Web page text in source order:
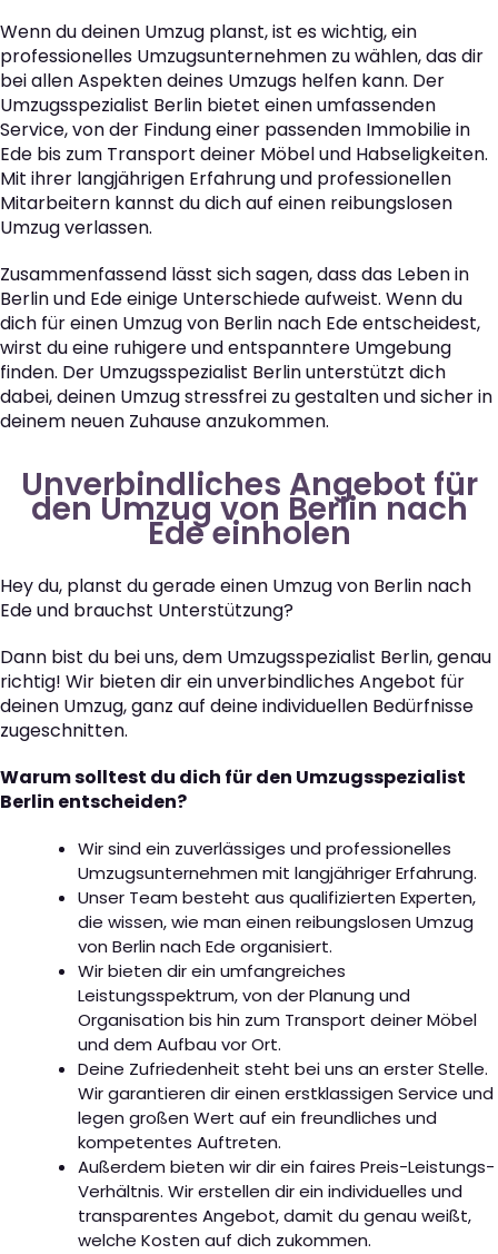
Wenn du deinen Umzug planst, ist es wichtig, ein
professionelles Umzugsunternehmen zu wählen, das dir
bei allen Aspekten deines Umzugs helfen kann. Der
Umzugsspezialist Berlin bietet einen umfassenden
Service, von der Findung einer passenden Immobilie in
Ede bis zum Transport deiner Möbel und Habseligkeiten.
Mit ihrer langjährigen Erfahrung und professionellen
Mitarbeitern kannst du dich auf einen reibungslosen
Umzug verlassen.
Zusammenfassend lässt sich sagen, dass das Leben in
Berlin und Ede einige Unterschiede aufweist. Wenn du
dich für einen Umzug von Berlin nach Ede entscheidest,
wirst du eine ruhigere und entspanntere Umgebung
finden. Der Umzugsspezialist Berlin unterstützt dich
dabei, deinen Umzug stressfrei zu gestalten und sicher in
deinem neuen Zuhause anzukommen.
Unverbindliches Angebot für
den Umzug von Berlin nach
Ede einholen
Hey du, planst du gerade einen Umzug von Berlin nach
Ede und brauchst Unterstützung?
Dann bist du bei uns, dem Umzugsspezialist Berlin, genau
richtig! Wir bieten dir ein unverbindliches Angebot für
deinen Umzug, ganz auf deine individuellen Bedürfnisse
zugeschnitten.
Warum solltest du dich für den Umzugsspezialist
Berlin entscheiden?
Wir sind ein zuverlässiges und professionelles
Umzugsunternehmen mit langjähriger Erfahrung.
Unser Team besteht aus qualifizierten Experten,
die wissen, wie man einen reibungslosen Umzug
von Berlin nach Ede organisiert.
Wir bieten dir ein umfangreiches
Leistungsspektrum, von der Planung und
Organisation bis hin zum Transport deiner Möbel
und dem Aufbau vor Ort.
Deine Zufriedenheit steht bei uns an erster Stelle.
Wir garantieren dir einen erstklassigen Service und
legen großen Wert auf ein freundliches und
kompetentes Auftreten.
Außerdem bieten wir dir ein faires Preis-Leistungs-
Verhältnis. Wir erstellen dir ein individuelles und
transparentes Angebot, damit du genau weißt,
welche Kosten auf dich zukommen.